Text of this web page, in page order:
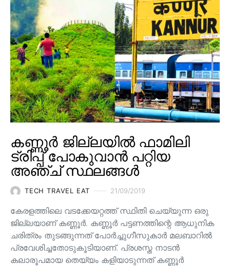
കണ്ണൂർ ജില്ലയിൽ ഫാമിലി
ട്രിപ്പ് പോകുവാൻ പറ്റിയ
അഞ്ച് സ്ഥലങ്ങൾ
TECH TRAVEL EAT 21/09/2019
കേരളത്തിലെ വടക്കേയറ്റത്ത് സ്ഥിതി ചെയ്യുന്ന ഒരു
ജില്ലയാണ് കണ്ണൂർ. കണ്ണൂർ പട്ടണത്തിന്റെ ആധുനിക
ചരിത്രം തുടങ്ങുന്നത് പോർച്ചുഗീസുകാർ മലബാറിൽ
പ്രവേശിച്ചതോടുകൂടിയാണ്. പ്രശസ്ത നാടൻ
കലാരൂപമായ തെയ്യം കളിയാടുന്നത് കണ്ണൂർ